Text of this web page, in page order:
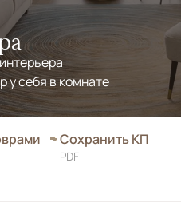
у себя в комнате
Сохранить КП
PDF